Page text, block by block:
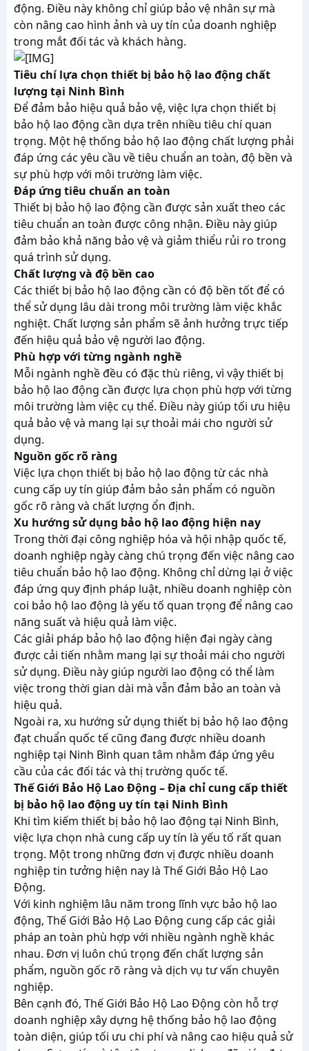
động. Điều này không chỉ giúp bảo vệ nhân sự mà
còn nâng cao hình ảnh và uy tín của doanh nghiệp
trong mắt đối tác và khách hàng.
Tiêu chí lựa chọn thiết bị bảo hộ lao động chất
lượng tại Ninh Bình
Để đảm bảo hiệu quả bảo vệ, việc lựa chọn thiết bị
bảo hộ lao động cần dựa trên nhiều tiêu chí quan
trọng. Một hệ thống bảo hộ lao động chất lượng phải
đáp ứng các yêu cầu về tiêu chuẩn an toàn, độ bền và
sự phù hợp với môi trường làm việc.
Đáp ứng tiêu chuẩn an toàn
Thiết bị bảo hộ lao động cần được sản xuất theo các
tiêu chuẩn an toàn được công nhận. Điều này giúp
đảm bảo khả năng bảo vệ và giảm thiểu rủi ro trong
quá trình sử dụng.
Chất lượng và độ bền cao
Các thiết bị bảo hộ lao động cần có độ bền tốt để có
thể sử dụng lâu dài trong môi trường làm việc khắc
nghiệt. Chất lượng sản phẩm sẽ ảnh hưởng trực tiếp
đến hiệu quả bảo vệ người lao động.
Phù hợp với từng ngành nghề
Mỗi ngành nghề đều có đặc thù riêng, vì vậy thiết bị
bảo hộ lao động cần được lựa chọn phù hợp với từng
môi trường làm việc cụ thể. Điều này giúp tối ưu hiệu
quả bảo vệ và mang lại sự thoải mái cho người sử
dụng.
Nguồn gốc rõ ràng
Việc lựa chọn thiết bị bảo hộ lao động từ các nhà
cung cấp uy tín giúp đảm bảo sản phẩm có nguồn
gốc rõ ràng và chất lượng ổn định.
Xu hướng sử dụng bảo hộ lao động hiện nay
Trong thời đại công nghiệp hóa và hội nhập quốc tế,
doanh nghiệp ngày càng chú trọng đến việc nâng cao
tiêu chuẩn bảo hộ lao động. Không chỉ dừng lại ở việc
đáp ứng quy định pháp luật, nhiều doanh nghiệp còn
coi bảo hộ lao động là yếu tố quan trọng để nâng cao
năng suất và hiệu quả làm việc.
Các giải pháp bảo hộ lao động hiện đại ngày càng
được cải tiến nhằm mang lại sự thoải mái cho người
sử dụng. Điều này giúp người lao động có thể làm
việc trong thời gian dài mà vẫn đảm bảo an toàn và
hiệu quả.
Ngoài ra, xu hướng sử dụng thiết bị bảo hộ lao động
đạt chuẩn quốc tế cũng đang được nhiều doanh
nghiệp tại Ninh Bình quan tâm nhằm đáp ứng yêu
cầu của các đối tác và thị trường quốc tế.
Thế Giới Bảo Hộ Lao Động – Địa chỉ cung cấp thiết
bị bảo hộ lao động uy tín tại Ninh Bình
Khi tìm kiếm thiết bị bảo hộ lao động tại Ninh Bình,
việc lựa chọn nhà cung cấp uy tín là yếu tố rất quan
trọng. Một trong những đơn vị được nhiều doanh
nghiệp tin tưởng hiện nay là Thế Giới Bảo Hộ Lao
Động.
Với kinh nghiệm lâu năm trong lĩnh vực bảo hộ lao
động, Thế Giới Bảo Hộ Lao Động cung cấp các giải
pháp an toàn phù hợp với nhiều ngành nghề khác
nhau. Đơn vị luôn chú trọng đến chất lượng sản
phẩm, nguồn gốc rõ ràng và dịch vụ tư vấn chuyên
nghiệp.
Bên cạnh đó, Thế Giới Bảo Hộ Lao Động còn hỗ trợ
doanh nghiệp xây dựng hệ thống bảo hộ lao động
toàn diện, giúp tối ưu chi phí và nâng cao hiệu quả sử